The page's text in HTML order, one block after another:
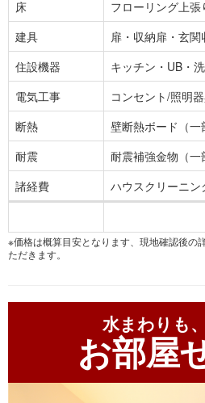
床 フローリング上張
建具
扉・収納扉・玄関
住設機器
キッチン・UB・
電気工事
コンセント/照明
断熱
壁断熱ボード（一
耐震
耐震補強金物（一
諸経費
ハウスクリーニン
※価格は概算目安となります、現地確認後の
ただきます。
水まわりも
お部屋